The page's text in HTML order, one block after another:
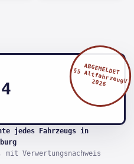
ABGEMELDET
§5 AltfahrzeugV
2026
jedes Fahrzeugs in
Verwertungsnachweis